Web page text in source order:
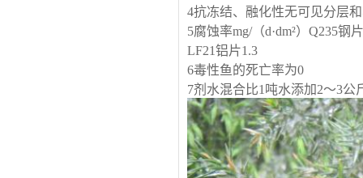
4抗冻结、融化性无可见分层
5腐蚀率mg/（d·dm²）Q235钢
LF21铝片1.3
6毒性鱼的死亡率为0
7剂水混合比1吨水添加2～3